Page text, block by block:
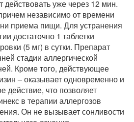
действовать уже через 12 мин.
независимо от времени
приема пищи. Для устранения
достаточно 1 таблетки
(5 мг) в сутки. Препарат
стадии аллергической
Кроме того, действующее
– оказывает одновременно и
действие, что позволяет
в терапии аллергозов
Он не вызывает сонливости